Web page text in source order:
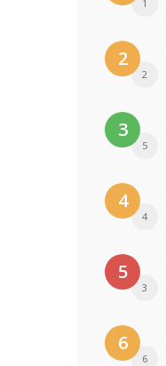
1
2
2
3
5
4
4
5
3
6
6